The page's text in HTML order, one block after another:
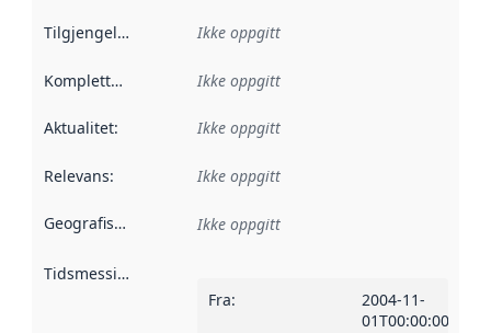
Tilgjengelighet Ikke oppgitt
Kompletthet Ikke oppgitt
Aktualitet: Ikke oppgitt
Relevans: Ikke oppgitt
Geografisk avgrensning :
Ikke oppgitt
Tidsmessig avgrensning
Fra:
2004-11-
01T00:00:00Z